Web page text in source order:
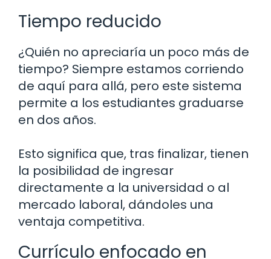
Tiempo reducido
¿Quién no apreciaría un poco más de
tiempo? Siempre estamos corriendo
de aquí para allá, pero este sistema
permite a los estudiantes graduarse
en dos años.
Esto significa que, tras finalizar, tienen
la posibilidad de ingresar
directamente a la universidad o al
mercado laboral, dándoles una
ventaja competitiva.
Currículo enfocado en